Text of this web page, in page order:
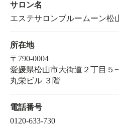
サロン名
エステサロンブルームーン松
所在地
〒790-0004
愛媛県松山市大街道２丁目５−
丸栄ビル ３階
電話番号
0120-633-730